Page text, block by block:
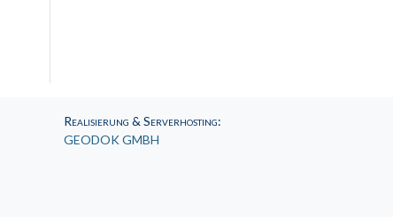
Realisierung & Serverhosting:
GEODOK GMBH